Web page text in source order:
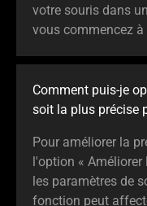
votre souris dans
vous commencez
Comment puis-je
soit la plus précise
Pour améliorer la
l'option «
les paramètres de
fonction peut